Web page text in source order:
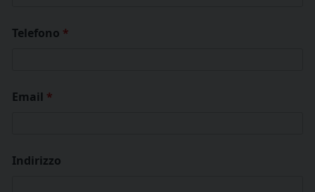
Telefono *
Email *
Indirizzo